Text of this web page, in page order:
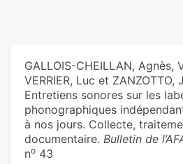
GALLOIS-CHEILLAN, Agnès,
VERRIER, Luc et ZANZOTTO,
Entretiens sonores sur les
phonographiques
à nos jours. Collecte,
documentaire. Bulletin de
no 43